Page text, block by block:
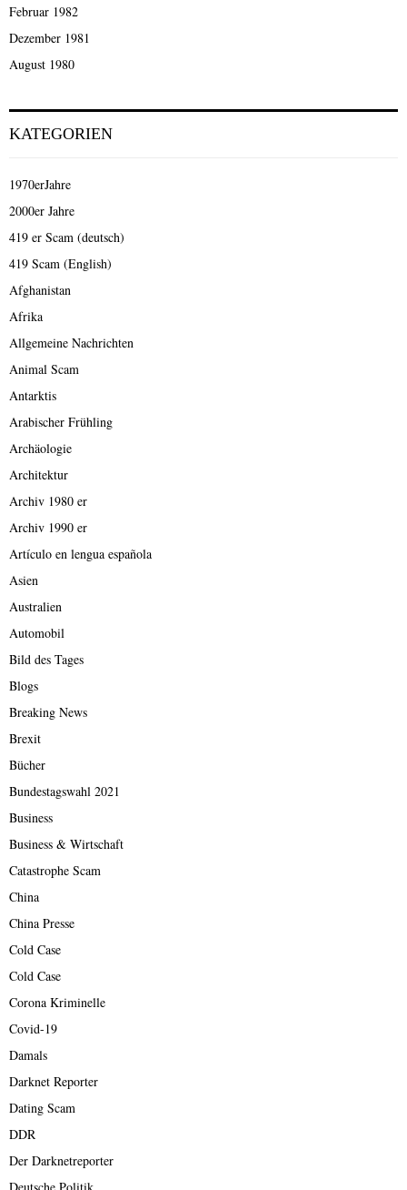
Februar 1982
Dezember 1981
August 1980
KATEGORIEN
1970erJahre
2000er Jahre
419 er Scam (deutsch)
419 Scam (English)
Afghanistan
Afrika
Allgemeine Nachrichten
Animal Scam
Antarktis
Arabischer Frühling
Archäologie
Architektur
Archiv 1980 er
Archiv 1990 er
Artículo en lengua española
Asien
Australien
Automobil
Bild des Tages
Blogs
Breaking News
Brexit
Bücher
Bundestagswahl 2021
Business
Business & Wirtschaft
Catastrophe Scam
China
China Presse
Cold Case
Cold Case
Corona Kriminelle
Covid-19
Damals
Darknet Reporter
Dating Scam
DDR
Der Darknetreporter
Deutsche Politik